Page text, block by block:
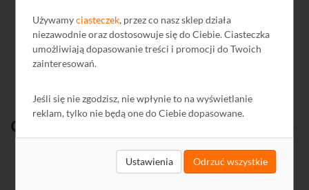
Używamyciasteczek, przez co nasz sklep działa
niezawodnie oraz dostosowuje się do Ciebie. Ciasteczka
umożliwiają dopasowanie treści i promocji do Twoich
zainteresowań.
Jeśli się nie zgodzisz, nie wpłynie to na wyświetlanie
reklam, tylko nie będą one do Ciebie dopasowane.
Ustawienia Odrzuć wszystkie
Zobacz wszystkie
Ostatnio